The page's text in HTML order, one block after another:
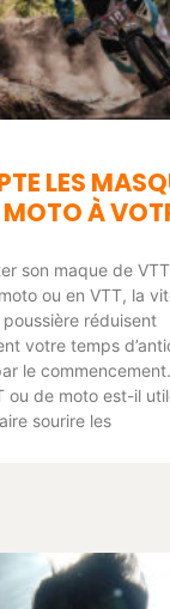
LES
À
son maque de
ou en VTT, la
réduisent
votre temps
le
ou de moto est-il
sourire les